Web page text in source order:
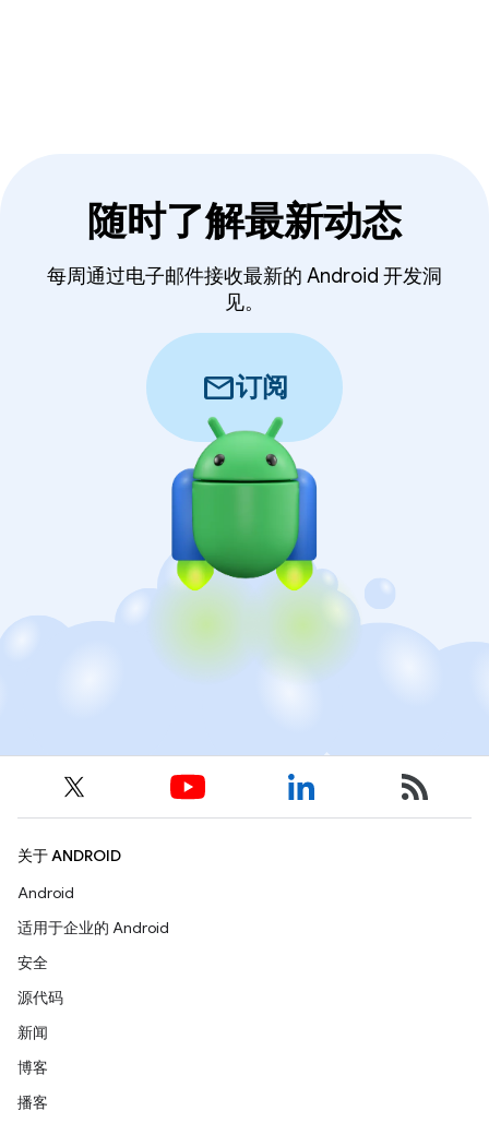
随时了解最新动态
每周通过电子邮件接收最新的 Android 开发洞
见。
mail订阅
关于 ANDROID
Android
适用于企业的 Android
安全
源代码
新闻
博客
播客